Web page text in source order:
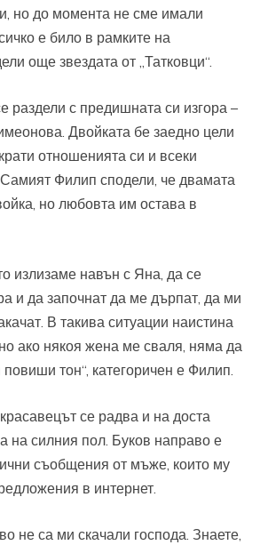
но до момента не сме имали
е било в рамките на
още звездата от „Татковци“.
раздели с предишната си изгора –
Двойката бе заедно цели
отношенията си и всеки
Филип сподели, че двамата
но любовта им остава в
излизаме навън с Яна, да се
и да започнат да ме дърпат, да ми
В такива ситуации наистина
ако някоя жена ме сваля, няма да
тон“, категоричен е Филип.
се радва и на доста
на силния пол. Буков направо е
съобщения от мъже, които му
в интернет.
не са ми скачали господа. Знаете,